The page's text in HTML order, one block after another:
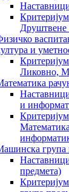
Друштвене
и
Ликовно,
и
група
предмета)